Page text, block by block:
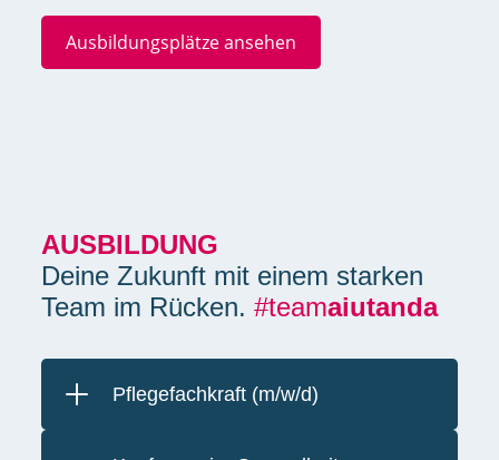
Ausbildungsplätze ansehen
AUSBILDUNG
Deine Zukunft mit einem starken
Team im Rücken. #teamaiutanda
Pflegefachkraft (m/w/d)